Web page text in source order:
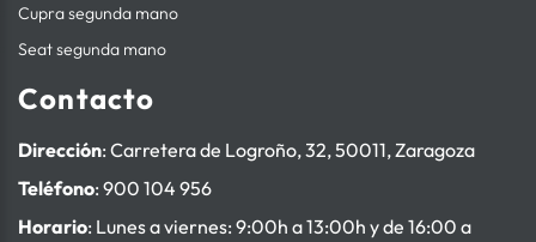
Cupra segunda mano
Seat segunda mano
Contacto
Dirección: Carretera de Logroño, 32, 50011, Zaragoza
Teléfono: 900 104 956
Horario: Lunes a viernes: 9:00h a 13:00h y de 16:00 a